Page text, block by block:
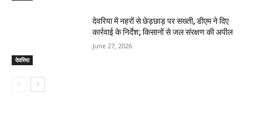
देवरिया
देवरिया में नहरों से छेड़छाड़ पर सख्ती, डीएम ने दिए
कार्रवाई के निर्देश; किसानों से जल संरक्षण की अपील
June 27, 2026